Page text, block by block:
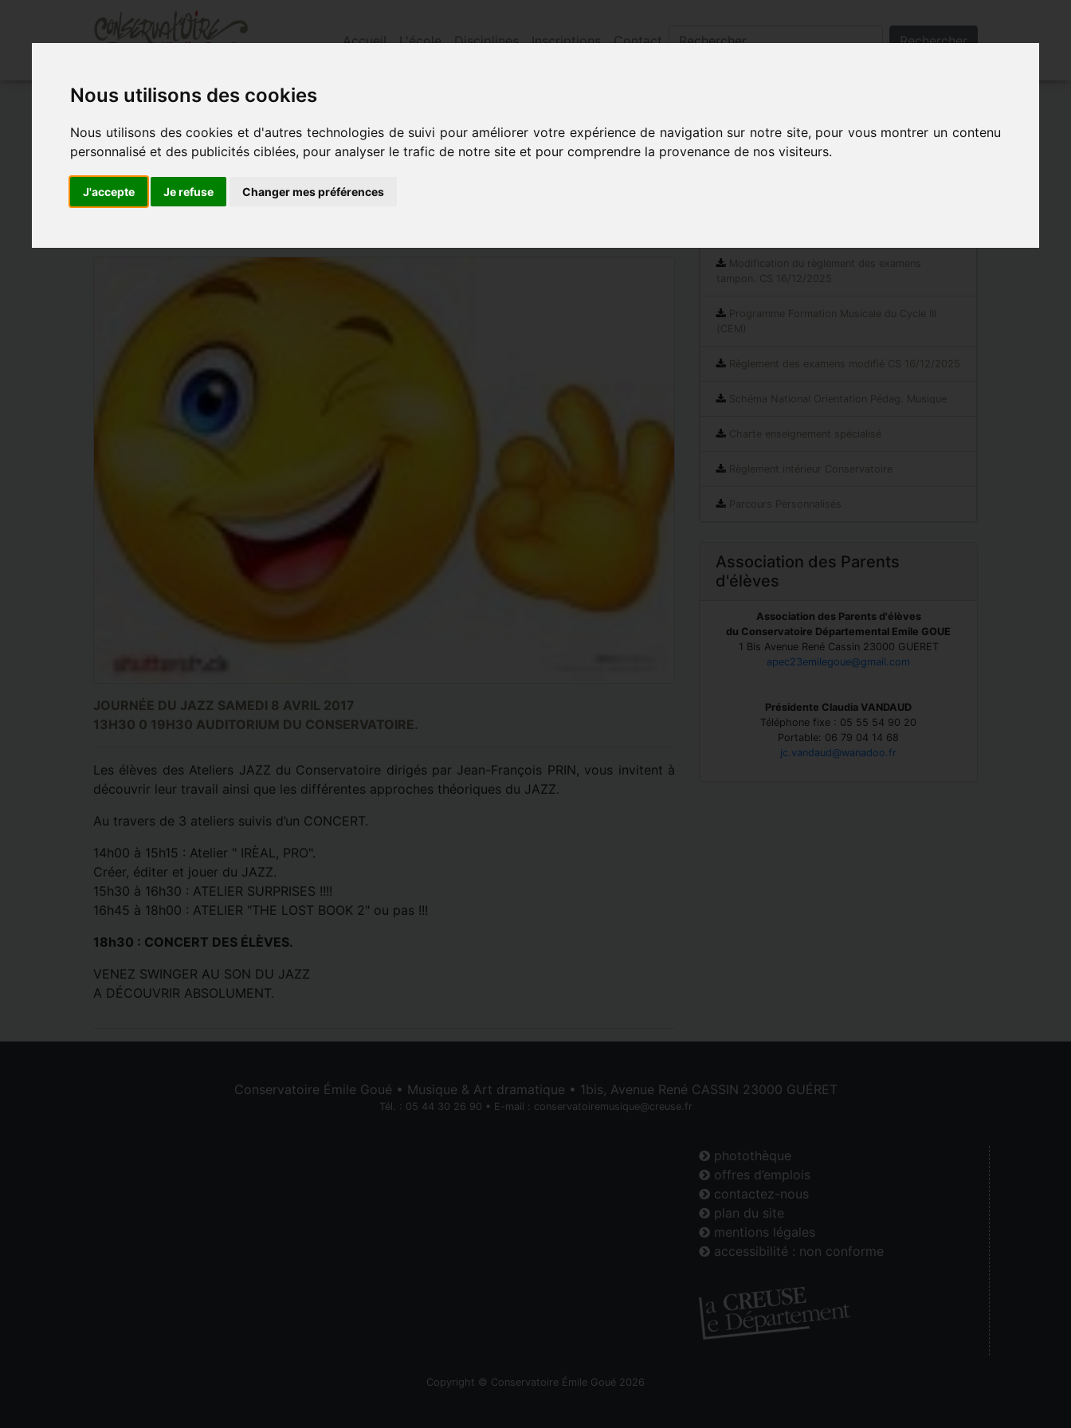
Nous utilisons des cookies
Nous utilisons des cookies et d'autres technologies de suivi pour améliorer votre expérience de navigation sur notre site, pour vous montrer un contenu
personnalisé et des publicités ciblées, pour analyser le trafic de notre site et pour comprendre la provenance de nos visiteurs.
J'accepte Je refuse Changer mes préférences
Accueil L'école Disciplines Inscriptions Contact Rechercher
Accueil»Actualités»JournÉe du jazz 8 avril 2017
JOURNÉE DU JAZZ 8 AVRIL 2017
JOURNÉE DU JAZZ SAMEDI 8 AVRIL 2017
13H30 0 19H30 AUDITORIUM DU CONSERVATOIRE.
Les élèves des Ateliers JAZZ du Conservatoire dirigés par Jean-François PRIN, vous invitent à
découvrir leur travail ainsi que les différentes approches théoriques du JAZZ.
Au travers de 3 ateliers suivis d’un CONCERT.
14h00 à 15h15 : Atelier " IRÈAL, PRO".
Créer, éditer et jouer du JAZZ.
15h30 à 16h30 : ATELIER SURPRISES !!!!
16h45 à 18h00 : ATELIER "THE LOST BOOK 2" ou pas !!!
18h30 : CONCERT DES ÉLÈVES.
VENEZ SWINGER AU SON DU JAZZ
A DÉCOUVRIR ABSOLUMENT.
Modification du règlement des examens
tampon. CS 16/12/2025
Programme Formation Musicale du Cycle III
(CEM)
Règlement des examens modifié CS 16/12/2025
Schéma National Orientation Pédag. Musique
Charte enseignement spécialisé
Règlement intérieur Conservatoire
Parcours Personnalisés
Association des Parents
d'élèves
Association des Parents d'élèves
du Conservatoire Départemental Emile GOUE
1 Bis Avenue René Cassin 23000 GUERET
apec23emilegoue@gmail.com
Présidente Claudia VANDAUD
Téléphone fixe : 05 55 54 90 20
Portable: 06 79 04 14 68
jc.vandaud@wanadoo.fr
Conservatoire Émile Goué • Musique & Art dramatique • 1bis, Avenue René CASSIN 23000 GUÉRET
Tél. : 05 44 30 26 90 • E-mail : conservatoiremusique@creuse.fr
photothèque
offres d’emplois
contactez-nous
plan du site
mentions légales
accessibilité : non conforme
Copyright © Conservatoire Émile Goué 2026